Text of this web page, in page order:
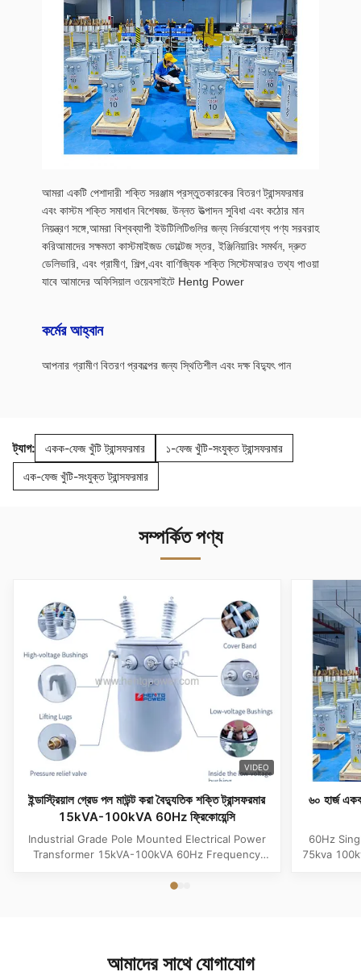
আমরা একটি পেশাদারী শক্তি সরঞ্জাম প্রস্তুতকারকের বিতরণ ট্রান্সফরমার
এবং কাস্টম শক্তি সমাধান বিশেষজ্ঞ. উন্নত উত্পাদন সুবিধা এবং কঠোর মান
নিয়ন্ত্রণ সঙ্গে,আমরা বিশ্বব্যাপী ইউটিলিটিগুলির জন্য নির্ভরযোগ্য পণ্য সরবরাহ
করিআমাদের সক্ষমতা কাস্টমাইজড ভোল্টেজ স্তর, ইঞ্জিনিয়ারিং সমর্থন, দ্রুত
ডেলিভারি, এবং গ্রামীণ, শিল্প,এবং বাণিজ্যিক শক্তি সিস্টেমআরও তথ্য পাওয়া
যাবে আমাদের অফিসিয়াল ওয়েবসাইটে Hentg Power
কর্মের আহ্বান
আপনার গ্রামীণ বিতরণ প্রকল্পের জন্য স্থিতিশীল এবং দক্ষ বিদ্যুৎ পান
ট্যাগ: একক-ফেজ খুঁটি ট্রান্সফরমার ১-ফেজ খুঁটি-সংযুক্ত ট্রান্সফরমার
এক-ফেজ খুঁটি-সংযুক্ত ট্রান্সফরমার
সম্পর্কিত পণ্য
VIDEO
ইন্ডাস্ট্রিয়াল গ্রেড পল মাউন্ট করা বৈদ্যুতিক শক্তি ট্রান্সফরমার
15kVA-100kVA 60Hz ফ্রিকোয়েন্সি
Industrial Grade Pole Mounted Electrical Power
Transformer 15kVA-100kVA 60Hz Frequency
Frequency 60Hz Phase Single Phase Application
৬০ হার্জ
60Hz
75kva
আমাদের সাথে যোগাযোগ